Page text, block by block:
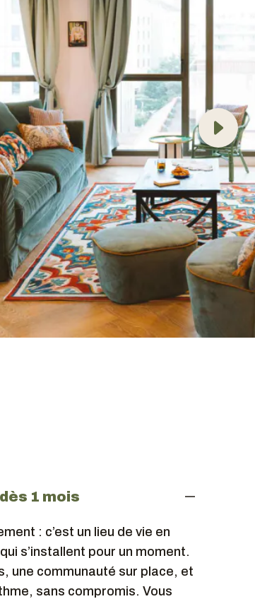
1 mois
: c’est un lieu de vie en
s’installent pour un moment.
une communauté sur place, et
sans compromis. Vous